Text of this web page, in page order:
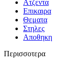
Ατζεντα
Επικαιρα
Θεματα
Στηλες
Αποθηκη
Περισσοτερα